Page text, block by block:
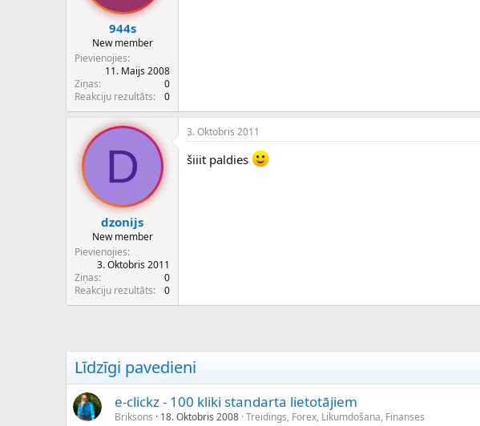
944s
New member
Pievienojies
11. Maijs 2008
Ziņas
0
Reakciju rezultāts
0
D
dzonijs
New member
Pievienojies
3. Oktobris 2011
Ziņas
0
Reakciju rezultāts
0
3. Oktobris 2011
šiiit paldies
Līdzīgi pavedieni
e-clickz - 100 kliki standarta lietotājiem
Briksons 18. Oktobris 2008 Treidings, Forex, Likumdošana, Finanses